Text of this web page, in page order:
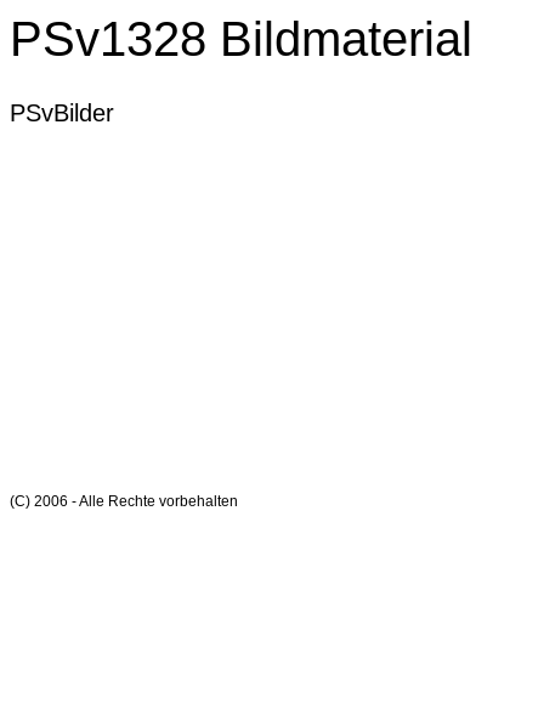
PSv1328 Bildmaterial
PSvBilder
(C) 2006 - Alle Rechte vorbehalten